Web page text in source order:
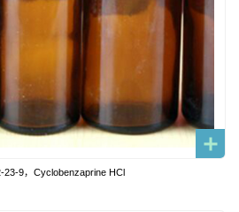
23-9，Cyclobenzaprine HCl